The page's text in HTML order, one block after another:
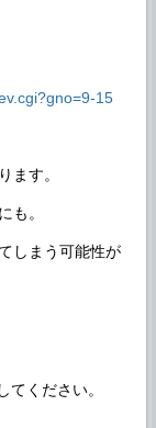
15
ます。
も。
しまう可能性が
てください。